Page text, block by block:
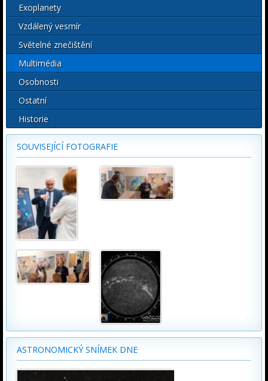
Exoplanety
Vzdálený vesmír
Světelné znečištění
Multimédia
Osobnosti
Ostatní
Historie
SOUVISEJÍCÍ FOTOGRAFIE
ASTRONOMICKÝ SNÍMEK DNE